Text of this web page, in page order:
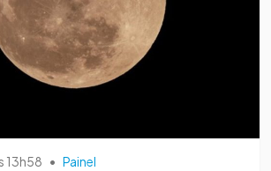
13h58 • Painel